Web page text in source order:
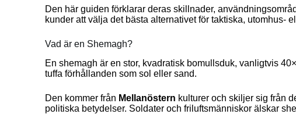
Den här guiden förklarar deras skillnader,
kunder att välja det bästa alternativet för taktiska, utomhus-
Vad är en Shemagh?
En shemagh är en stor, kvadratisk bomullsduk, vanligtvis
tuffa förhållanden som sol eller sand.
Den kommer från Mellanöstern kulturer och skiljer sig från
politiska betydelser. Soldater och friluftsmänniskor älskar